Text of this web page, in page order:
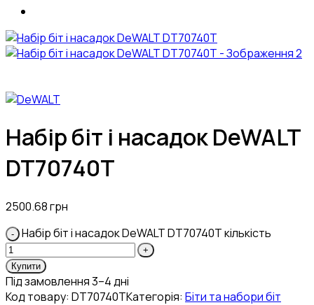
Набір біт і насадок DeWALT
DT70740T
2500.68грн
Набір біт і насадок DeWALT DT70740T кількість
Купити
Під замовлення 3–4 дні
Код товару: DT70740TКатегорія: Біти та набори біт